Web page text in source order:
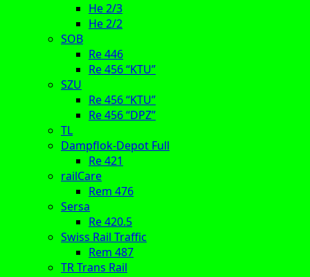
He 2/3
He 2/2
SOB
Re 446
Re 456 “KTU”
SZU
Re 456 “KTU”
Re 456 “DPZ”
TL
Dampflok-Depot Full
Re 421
railCare
Rem 476
Sersa
Re 420.5
Swiss Rail Traffic
Rem 487
TR Trans Rail